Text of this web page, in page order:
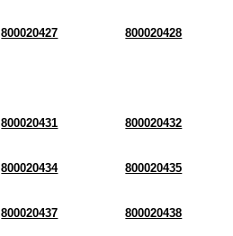
800020427 800020428
800020431 800020432
800020434 800020435
800020437 800020438